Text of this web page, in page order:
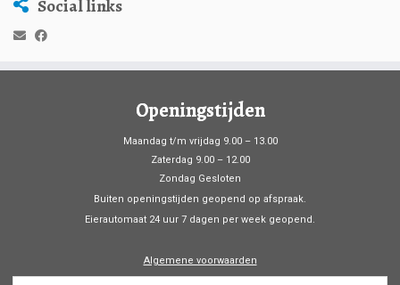
Social links
Openingstijden
Maandag t/m vrijdag 9.00 – 13.00
Zaterdag 9.00 – 12.00
Zondag Gesloten
Buiten openingstijden geopend op afspraak.
Eierautomaat 24 uur 7 dagen per week geopend.
Algemene voorwaarden